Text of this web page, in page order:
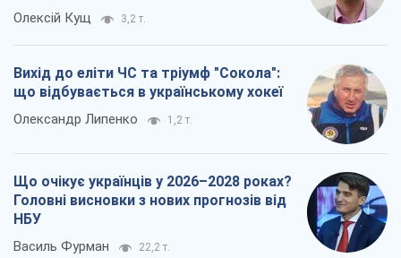
Олексій Кущ 3,2 т.
Вихід до еліти ЧС та тріумф "Сокола":
що відбувається в українському хокеї
Олександр Липенко 1,2 т.
Що очікує українців у 2026–2028 роках?
Головні висновки з нових прогнозів від
НБУ
Василь Фурман 22,2 т.